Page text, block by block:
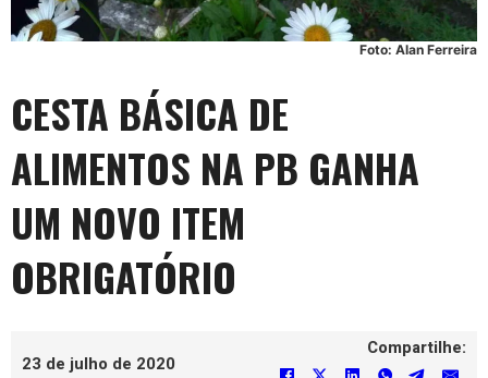
Foto: Alan Ferreira
CESTA BÁSICA DE
ALIMENTOS NA PB GANHA
UM NOVO ITEM
OBRIGATÓRIO
23 de julho de 2020
Compartilhe: